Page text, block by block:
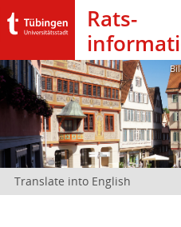
Rats­
Translate into English